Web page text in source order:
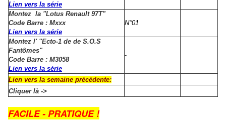
Lien vers la série
Montez la "Lotus Renault 97T"
Code Barre : Mxxx
Lien vers la série
N°01
Montez l' "Ecto-1 de de S.O.S
Fantômes"
Code Barre : M3058
Lien vers la série
-
Lien vers la semaine précédente:
Cliquer là ->
FACILE - PRATIQUE !